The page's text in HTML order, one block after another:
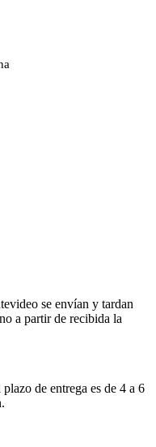
se envían y tardan
a partir de recibida la
de entrega es de 4 a 6